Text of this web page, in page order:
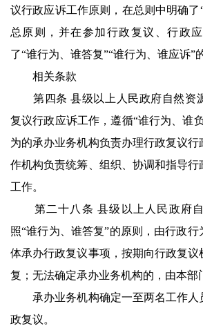
议行政应诉工作原则，在总则中明确了
总原则，并在参加行政复议、行政
了“谁行为、谁答复”“谁行为、谁应诉”
相关条款
第四条 县级以上人民政府自然资
复议行政应诉工作，遵循“谁行为、谁
为的承办业务机构负责办理行政复议行
作机构负责统筹、组织、协调和指导行
工作。
第二十八条 县级以上人民政府自
照“谁行为、谁答复”的原则，由行政
体承办行政复议事项，按期向行政复
复；无法确定承办业务机构的，由本部
承办业务机构确定一至两名工作人
政复议。